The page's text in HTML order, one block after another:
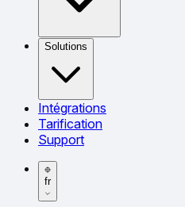
Solutions
Intégrations
Tarification
Support
fr